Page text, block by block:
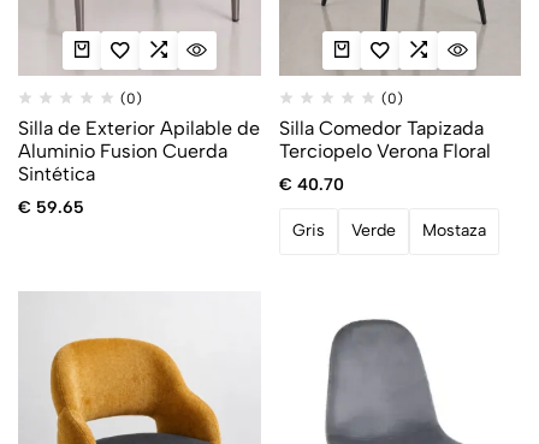
(0)
Silla de Exterior Apilable de
Aluminio Fusion Cuerda
Sintética
€ 59.65
(0)
Silla Comedor Tapizada
Terciopelo Verona Floral
€ 40.70
Gris Verde Mostaza